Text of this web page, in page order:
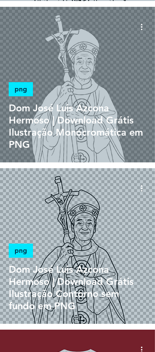
Dom José Luis Azcona
Hermoso | Download Grátis
Ilustração Monocromática em
PNG
png
Dom José Luis Azcona
Hermoso | Download Grátis
Ilustração Contorno sem
fundo em PNG
png